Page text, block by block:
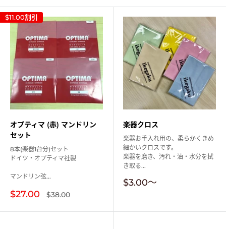
プ
す$11.00割引
オプティマ (赤) マンドリン
セット
8本(楽器1台分)セット
ドイツ・オプティマ社製
マンドリン弦...
販
価
$27.00 通
常
$38.00
楽器クロス
楽器お手入れ用の、柔らかくきめ
細かいクロスです。
楽器を磨き、汚れ・油・水分を拭
き取る...
販
格
$3.00〜